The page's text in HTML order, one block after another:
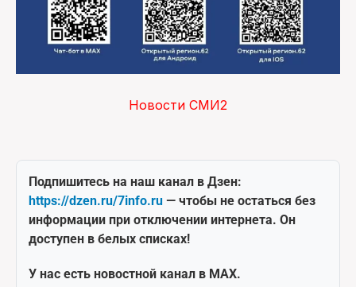
Новости СМИ2
Подпишитесь на наш канал в Дзен:
https://dzen.ru/7info.ru — чтобы не остаться без
информации при отключении интернета. Он
доступен в белых списках!
У нас есть новостной канал в MAX.